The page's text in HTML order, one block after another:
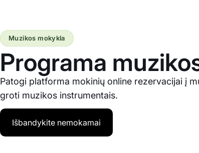
Programa
Patogi platforma mokinių online rezervacijai į
groti muzikos instrumentais.
Muzikos mokykla
Išbandykite nemokamai